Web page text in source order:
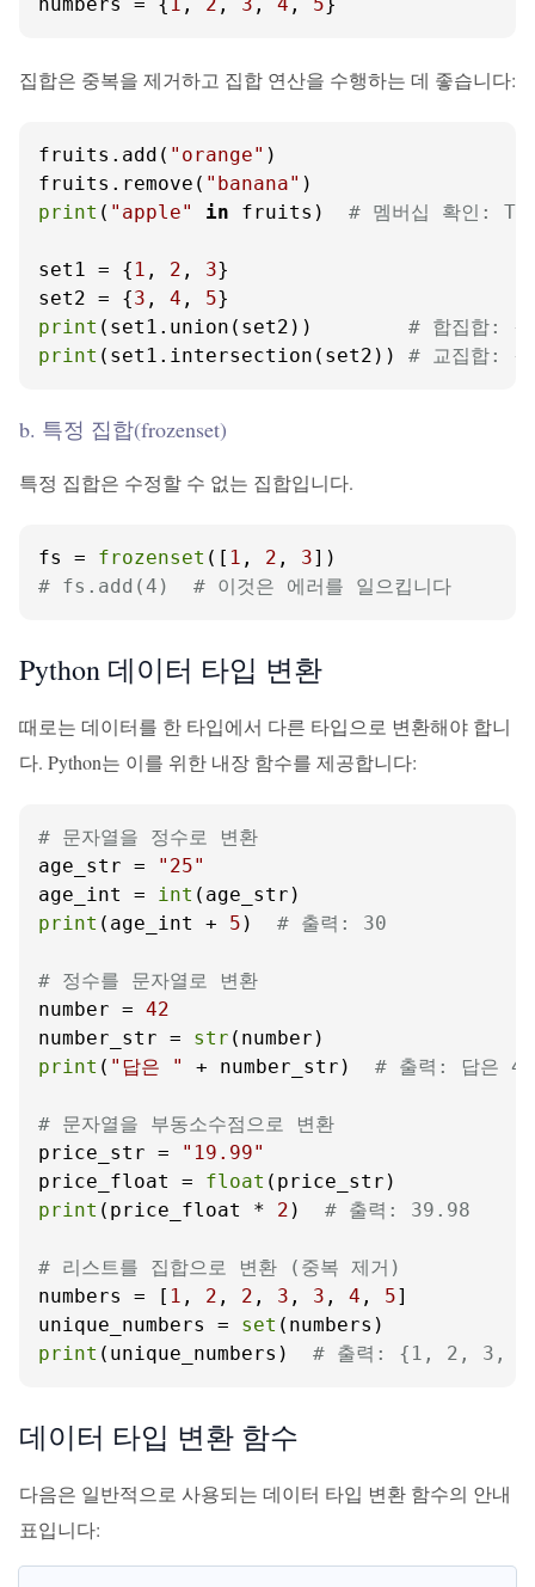
집합은 중복을 제거하고 집합 연산을 수행하는 데 좋습니다:
fruits.add( "orange" )
fruits.remove( "banana"
print ( "apple" in fruits) # 멤버십 확인:
set1 = { 1 , 2 , 3}
set2 = {3 , 4 , 5
print (set1.union(set2)) # 합집합:
print (set1.intersection(set2)) # 교집합:
b. 특정 집합(frozenset)
특정 집합은 수정할 수 없는 집합입니다.
fs = frozenset ([ 1 , 2 , 3
# fs.add(4)  # 이것은 에러를 일으킵니다
Python 데이터 타입 변환
때로는 데이터를 한 타입에서 다른 타입으로 변환해야 합니
다. Python는 이를 위한 내장 함수를 제공합니다:
# 문자열을 정수로 변환
age_str =
"25"
age_int = int
print (age_int + 5 ) # 출력: 30
# 정수를 문자열로 변환
number = 42
number_str = str
print ( "답은 " + number_str) # 출력: 답은 42
# 문자열을 부동소수점으로 변환
price_str =
"19.99"
price_float = float
print (price_float * 2 ) # 출력: 39.98
# 리스트를 집합으로 변환 (중복 제거)
numbers = [ 1 , 2 , 2 , 3 , 3 , 4 , 5]
unique_numbers = set
print (unique_numbers) # 출력: {1, 2, 3,
데이터 타입 변환 함수
다음은 일반적으로 사용되는 데이터 타입 변환 함수의 안내
표입니다: